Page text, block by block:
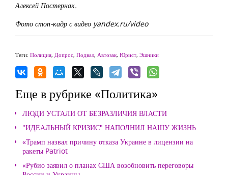
Алексей Постернак.
Фото стоп-кадр с видео yandex.ru/video
Теги: Полиция, Допрос, Подвал, Автозак, Юрист, Эшники
Еще в рубрике «Политика»
ЛЮДИ УСТАЛИ ОТ БЕЗРАЗЛИЧИЯ ВЛАСТИ
"ИДЕАЛЬНЫЙ КРИЗИС" НАПОЛНИЛ НАШУ ЖИЗНЬ
«Трамп назвал причину отказа Украине в лицензии на
ракеты Patriot
«Рубио заявил о планах США возобновить переговоры